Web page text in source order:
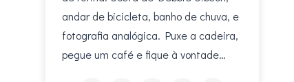
andar de bicicleta, banho de chuva, e
fotografia analógica. Puxe a cadeira,
pegue um café e fique à vontade…